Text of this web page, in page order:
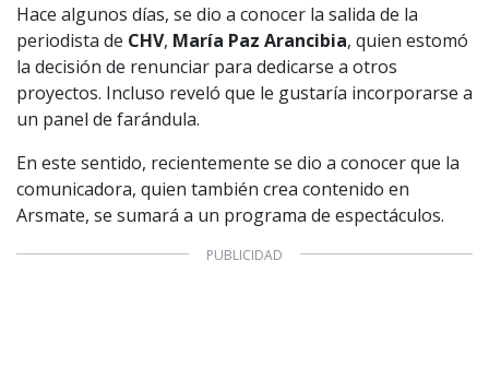
Hace algunos días, se dio a conocer la salida de la
periodista de CHV, María Paz Arancibia, quien estomó
la decisión de renunciar para dedicarse a otros
proyectos. Incluso reveló que le gustaría incorporarse a
un panel de farándula.
En este sentido, recientemente se dio a conocer que la
comunicadora, quien también crea contenido en
Arsmate, se sumará a un programa de espectáculos.